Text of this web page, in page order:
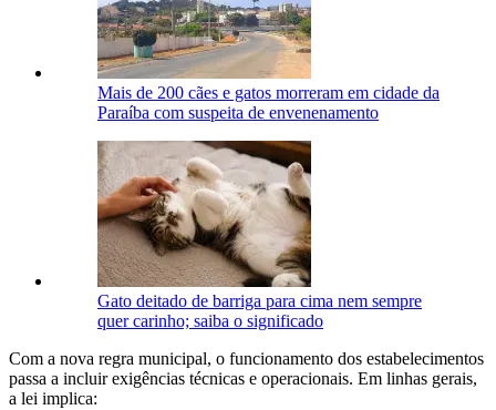
Mais de 200 cães e gatos morreram em cidade da
Paraíba com suspeita de envenenamento
Gato deitado de barriga para cima nem sempre
quer carinho; saiba o significado
Com a nova regra municipal, o funcionamento dos estabelecimentos
passa a incluir exigências técnicas e operacionais. Em linhas gerais,
a lei implica: